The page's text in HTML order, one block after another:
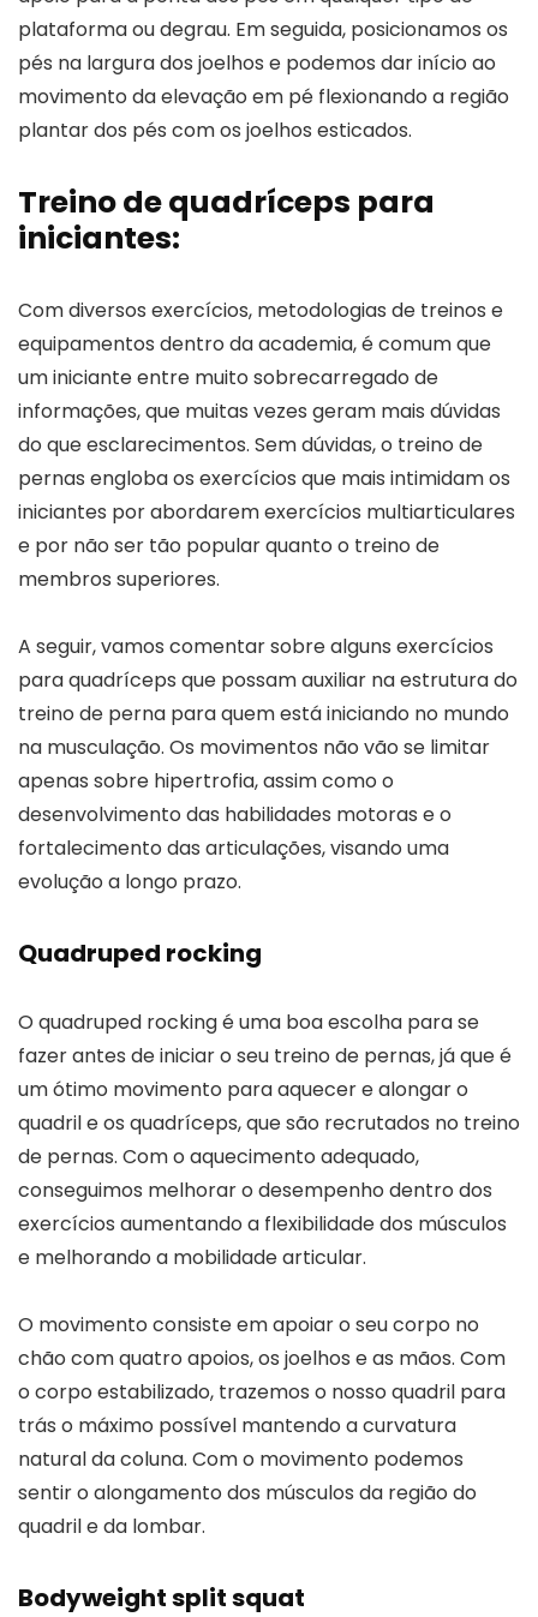
plataforma ou degrau. Em seguida, posicionamos os
pés na largura dos joelhos e podemos dar início ao
movimento da elevação em pé flexionando a região
plantar dos pés com os joelhos esticados.
Treino de quadríceps para
iniciantes:
Com diversos exercícios, metodologias de treinos e
equipamentos dentro da academia, é comum que
um iniciante entre muito sobrecarregado de
informações, que muitas vezes geram mais dúvidas
do que esclarecimentos. Sem dúvidas, o treino de
pernas engloba os exercícios que mais intimidam os
iniciantes por abordarem exercícios multiarticulares
e por não ser tão popular quanto o treino de
membros superiores.
A seguir, vamos comentar sobre alguns exercícios
para quadríceps que possam auxiliar na estrutura do
treino de perna para quem está iniciando no mundo
na musculação. Os movimentos não vão se limitar
apenas sobre hipertrofia, assim como o
desenvolvimento das habilidades motoras e o
fortalecimento das articulações, visando uma
evolução a longo prazo.
Quadruped rocking
O quadruped rocking é uma boa escolha para se
fazer antes de iniciar o seu treino de pernas, já que é
um ótimo movimento para aquecer e alongar o
quadril e os quadríceps, que são recrutados no treino
de pernas. Com o aquecimento adequado,
conseguimos melhorar o desempenho dentro dos
exercícios aumentando a flexibilidade dos músculos
e melhorando a mobilidade articular.
O movimento consiste em apoiar o seu corpo no
chão com quatro apoios, os joelhos e as mãos. Com
o corpo estabilizado, trazemos o nosso quadril para
trás o máximo possível mantendo a curvatura
natural da coluna. Com o movimento podemos
sentir o alongamento dos músculos da região do
quadril e da lombar.
Bodyweight split squat